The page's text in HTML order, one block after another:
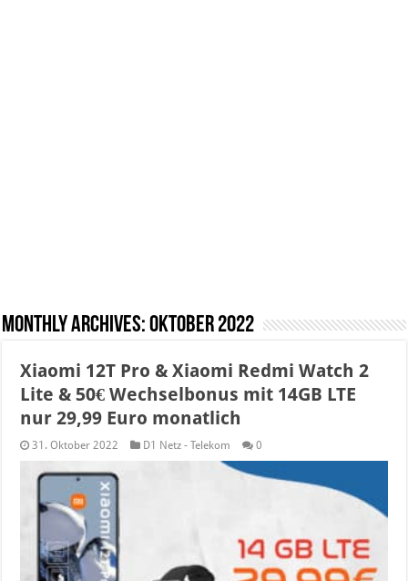
Monthly Archives:Oktober 2022
Xiaomi 12T Pro & Xiaomi Redmi Watch 2
Lite & 50€ Wechselbonus mit 14GB LTE
nur 29,99 Euro monatlich
31. Oktober 2022 D1 Netz - Telekom 0